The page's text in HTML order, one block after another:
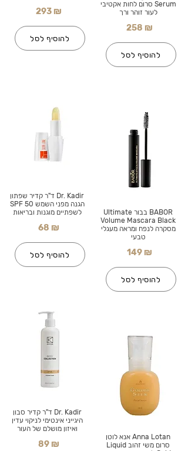
293 ₪
להוסיף לסל
Dr. Kadir ד"ר קדיר שפתון
הגנה מפני השמש SPF 50
לשפתיים מוגנות ובריאות
68 ₪
להוסיף לסל
Dr. Kadir ד"ר קדיר סבון
היגייני אינטימי לניקוי עדין
ואיזון מושלם של העור
89 ₪
Serum סרום לחות אקטיבי
לעור זוהר ורך
258 ₪
להוסיף לסל
BABOR בבור Ultimate
Volume Mascara Black
מסקרה לנפח ומראה מעגלי
טבעי
149 ₪
להוסיף לסל
Anna Lotan אנא לוטן
סרום משי זהוב Liquid